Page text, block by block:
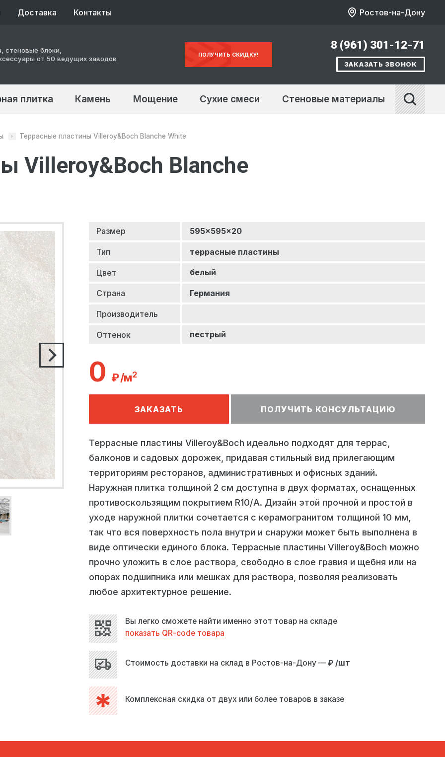
Доставка Контакты Ростов-на-Дону
стеновые блоки,
от 50 ведущих заводов
ПОЛУЧИТЬ СКИДКУ!
8 (961) 301-12-71
ЗАКАЗАТЬ ЗВОНОК
плитка Камень Мощение Сухие смеси Стеновые материалы
Террасные пластины Villeroy&Boch Blanche White
Villeroy&Boch Blanche
0 ₽ /м2
ЗАКАЗАТЬ ПОЛУЧИТЬ КОНСУЛЬТАЦИЮ
Размер 595x595x20
Тип террасные пластины
Цвет белый
Страна Германия
Производитель
Оттенок пестрый
Террасные пластины Villeroy&Boch идеально подходят для террас,
балконов и садовых дорожек, придавая стильный вид прилегающим
территориям ресторанов, административных и офисных зданий.
Наружная плитка толщиной 2 см доступна в двух форматах, оснащенных
противоскользящим покрытием R10/A. Дизайн этой прочной и простой в
уходе наружной плитки сочетается с керамогранитом толщиной 10 мм,
так что вся поверхность пола внутри и снаружи может быть выполнена в
виде оптически единого блока. Террасные пластины Villeroy&Boch можно
прочно уложить в слое раствора, свободно в слое гравия и щебня или на
опорах подшипника или мешках для раствора, позволяя реализовать
любое архитектурное решение.
Вы легко сможете найти именно этот товар на складе
показать QR-code товара
Стоимость доставки на склад в Ростов-на-Дону — ₽ /шт
Комплексная скидка от двух или более товаров в заказе
звонок
перезвоним вам в ближайшее время!
обработку моих персональных данных
QR-код
РАСПЕЧАТАТЬ
стоимость
перезвоним вам в ближайшее время!
обработку моих персональных данных
перезвоним вам в ближайшее время!
обработку моих персональных данных
консультацию
перезвоним вам в ближайшее время!
обработку моих персональных данных